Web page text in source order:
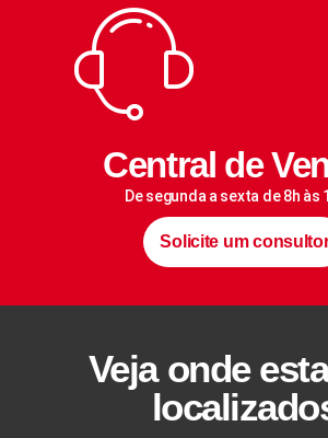
Central de
De segunda a sexta de 8h às
Solicite um
Veja onde